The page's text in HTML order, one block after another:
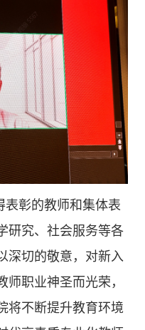
表彰的教师和集体表
研究、社会服务等各
深切的敬意，对新入
职业神圣而光荣，
将不断提升教育环境